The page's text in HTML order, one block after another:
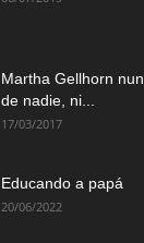
Martha Gellhorn
de nadie, ni...
17/03/2017
Educando a papá
20/06/2022